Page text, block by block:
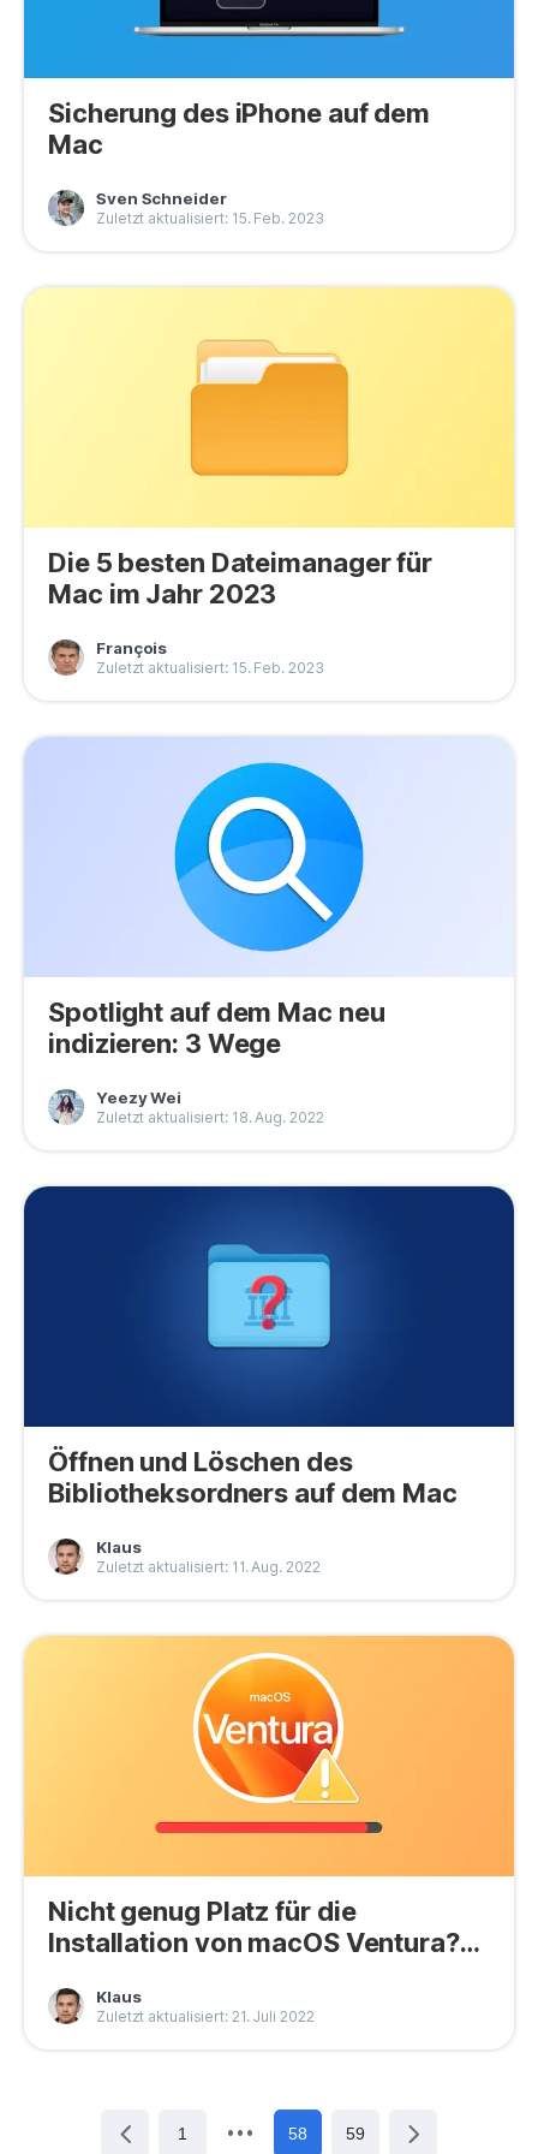
Sicherung des iPhone auf dem
Mac
Sven Schneider
Zuletzt aktualisiert: 15. Feb. 2023
Die 5 besten Dateimanager für
Mac im Jahr 2023
François
Zuletzt aktualisiert: 15. Feb. 2023
Spotlight auf dem Mac neu
indizieren: 3 Wege
Yeezy Wei
Zuletzt aktualisiert: 18. Aug. 2022
Öffnen und Löschen des
Bibliotheksordners auf dem Mac
Klaus
Zuletzt aktualisiert: 11. Aug. 2022
Nicht genug Platz für die
Installation von macOS Ventura?
Klaus
Zuletzt aktualisiert: 21. Juli 2022
1 58 59